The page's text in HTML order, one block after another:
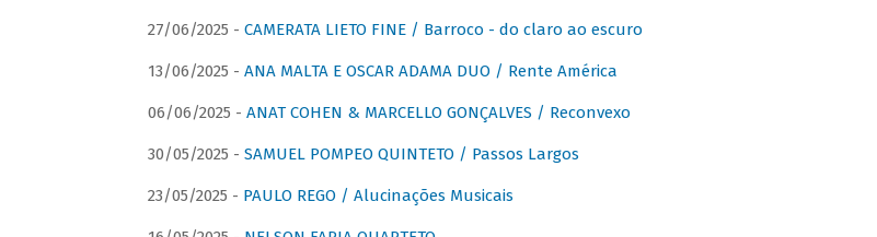
27/06/2025 - CAMERATA LIETO FINE / Barroco - do claro ao escuro
13/06/2025 - ANA MALTA E OSCAR ADAMA DUO / Rente América
06/06/2025 - ANAT COHEN & MARCELLO GONÇALVES / Reconvexo
30/05/2025 - SAMUEL POMPEO QUINTETO / Passos Largos
23/05/2025 - PAULO REGO / Alucinações Musicais